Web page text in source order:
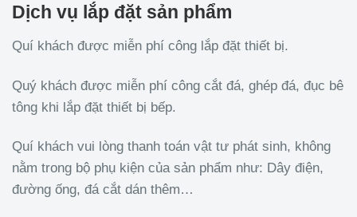
Dịch vụ lắp đặt sản phẩm
Quí khách được miễn phí công lắp đặt thiết bị.
Quý khách được miễn phí công cắt đá, ghép đá, đục bê
tông khi lắp đặt thiết bị bếp.
Quí khách vui lòng thanh toán vật tư phát sinh, không
nằm trong bộ phụ kiện của sản phẩm như: Dây điện,
đường ống, đá cắt dán thêm…